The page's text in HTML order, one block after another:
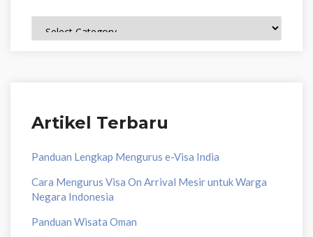
Artikel Terbaru
Panduan Lengkap Mengurus e-Visa India
Cara Mengurus Visa On Arrival Mesir untuk Warga
Negara Indonesia
Panduan Wisata Oman